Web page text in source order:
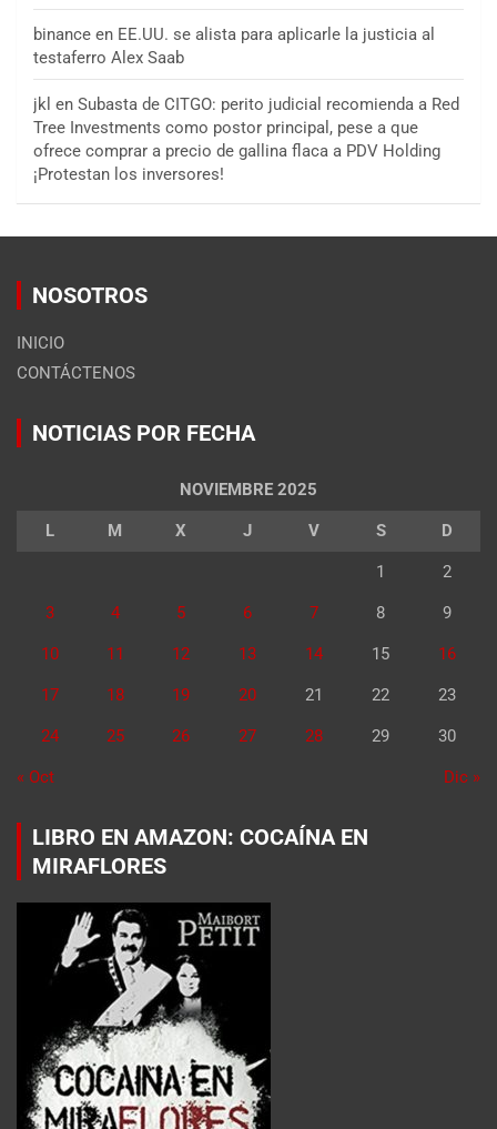
binance en EE.UU. se alista para aplicarle la justicia al
testaferro Alex Saab
jkl en Subasta de CITGO: perito judicial recomienda a Red
Tree Investments como postor principal, pese a que
ofrece comprar a precio de gallina flaca a PDV Holding
¡Protestan los inversores!
NOSOTROS
INICIO
CONTÁCTENOS
NOTICIAS POR FECHA
NOVIEMBRE 2025
L M X J V S D
1 2
3 4 5 6 7 8 9
10 11 12 13 14 15 16
17 18 19 20 21 22 23
24 25 26 27 28 29 30
« Oct Dic »
LIBRO EN AMAZON: COCAÍNA EN
MIRAFLORES